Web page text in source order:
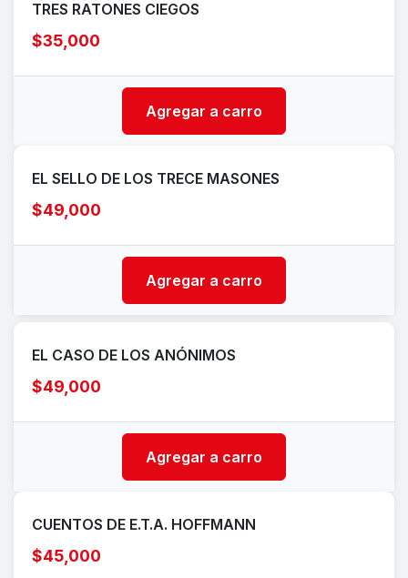
TRES RATONES CIEGOS
$35,000
Agregar a carro
EL SELLO DE LOS TRECE MASONES
$49,000
Agregar a carro
EL CASO DE LOS ANÓNIMOS
$49,000
Agregar a carro
CUENTOS DE E.T.A. HOFFMANN
$45,000